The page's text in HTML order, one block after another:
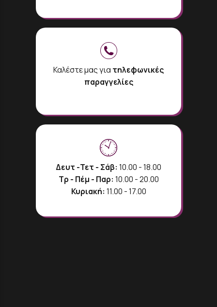
Καλέστε μας για τηλεφωνικές
παραγγελίες
Δευτ -Τετ - Σάβ: 10.00 - 18.00
Τρ - Πέμ - Παρ: 10.00 - 20.00
Κυριακή: 11.00 - 17.00